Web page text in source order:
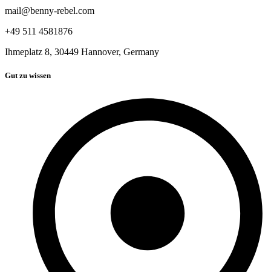
mail@benny-rebel.com
+49 511 4581876
Ihmeplatz 8, 30449 Hannover, Germany
Gut zu wissen